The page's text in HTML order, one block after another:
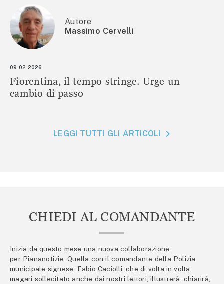
Autore
Massimo Cervelli
09.02.2026
Fiorentina, il tempo stringe. Urge un
cambio di passo
LEGGI TUTTI GLI ARTICOLI
CHIEDI AL COMANDANTE
Inizia da questo mese una nuova collaborazione
per Piananotizie. Quella con il comandante della Polizia
municipale signese, Fabio Caciolli, che di volta in volta,
magari sollecitato anche dai nostri lettori, illustrerà, chiarirà,